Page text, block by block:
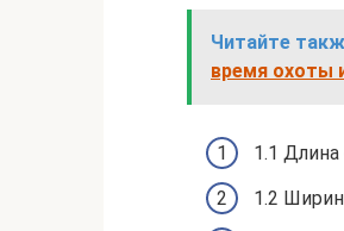
Читайте
время охоты
1.1
1.2